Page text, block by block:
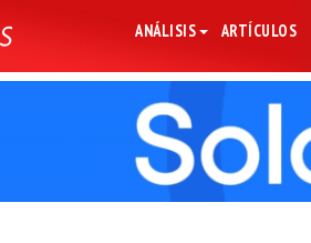
ANÁLISIS ARTÍCULOS